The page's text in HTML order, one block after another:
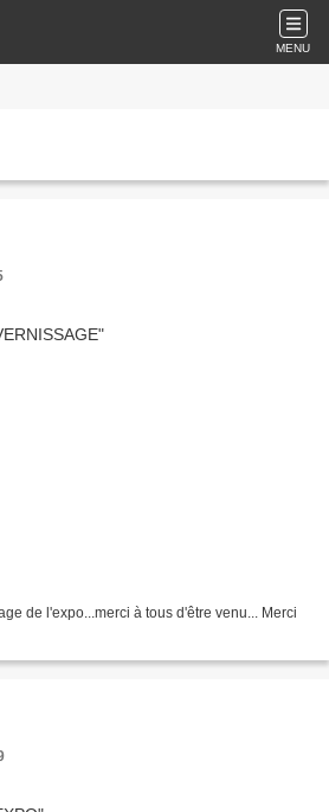
MENU
de l'expo...merci à tous d'être venu... Merci